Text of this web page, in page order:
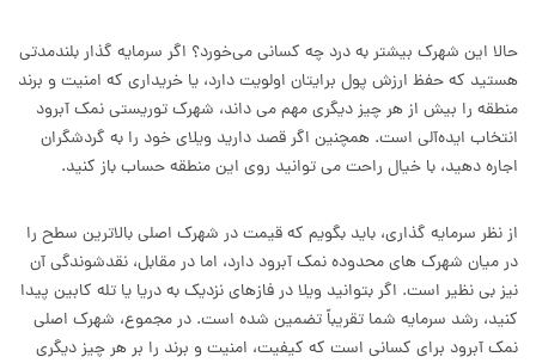
حالا این شهرک بیشتر به درد چه کسانی می‌خورد؟ اگر سرمایه گذار بلندمدتی
هستید که حفظ ارزش پول برایتان اولویت دارد، یا خریداری که امنیت و برند
منطقه را بیش از هر چیز دیگری مهم می داند، شهرک توریستی نمک آبرود
انتخاب ایده‌آلی است. همچنین اگر قصد دارید ویلای خود را به گردشگران
اجاره دهید، با خیال راحت می توانید روی این منطقه حساب باز کنید.
از نظر سرمایه گذاری، باید بگویم که قیمت در شهرک اصلی بالاترین سطح را
در میان شهرک های محدوده نمک آبرود دارد، اما در مقابل، نقدشوندگی آن
نیز بی نظیر است. اگر بتوانید ویلا در فازهای نزدیک به دریا یا تله کابین پیدا
کنید، رشد سرمایه شما تقریباً تضمین شده است. در مجموع، شهرک اصلی
نمک آبرود برای کسانی است که کیفیت، امنیت و برند را بر هر چیز دیگری